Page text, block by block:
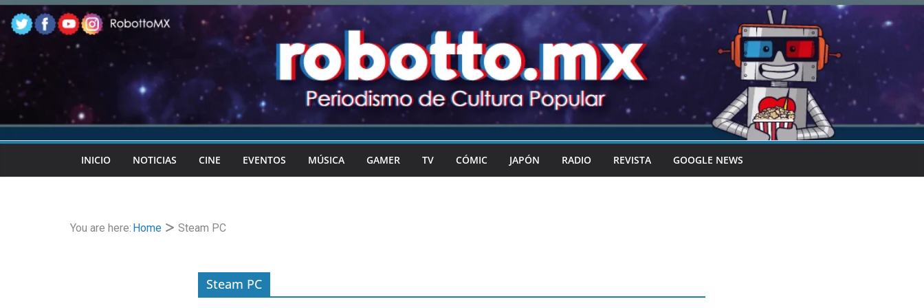
Skip
to
content
INICIO NOTICIAS CINE EVENTOS MÚSICA GAMER TV CÓMIC JAPÓN RADIO REVISTA GOOGLE NEWS
You are here: Home Steam PC
Steam PC